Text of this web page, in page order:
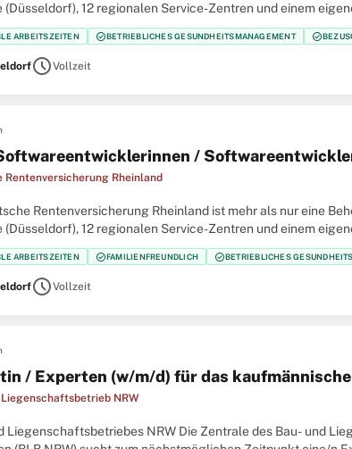
(Düsseldorf), 12 regionalen Service-Zentren und einem
größten Regionalträger der gesetzlichen
ARBEITSZEITEN check_circleBETRIEBLICHES GESUNDHEITSMANAGEMENT check_circle
scheduleVollzeit
/
Rentenversicherung Rheinland
Rentenversicherung Rheinland ist mehr als nur eine
(Düsseldorf), 12 regionalen Service-Zentren und einem
größten Regionalträger der gesetzlichen
ARBEITSZEITEN check_circleFAMILIENFREUNDLICH check_circleBETRIEBLICHES
scheduleVollzeit
/ Experten (w/m/d) für das
Liegenschaftsbetrieb NRW
Liegenschaftsbetriebes NRW Die Zentrale des Bau- und